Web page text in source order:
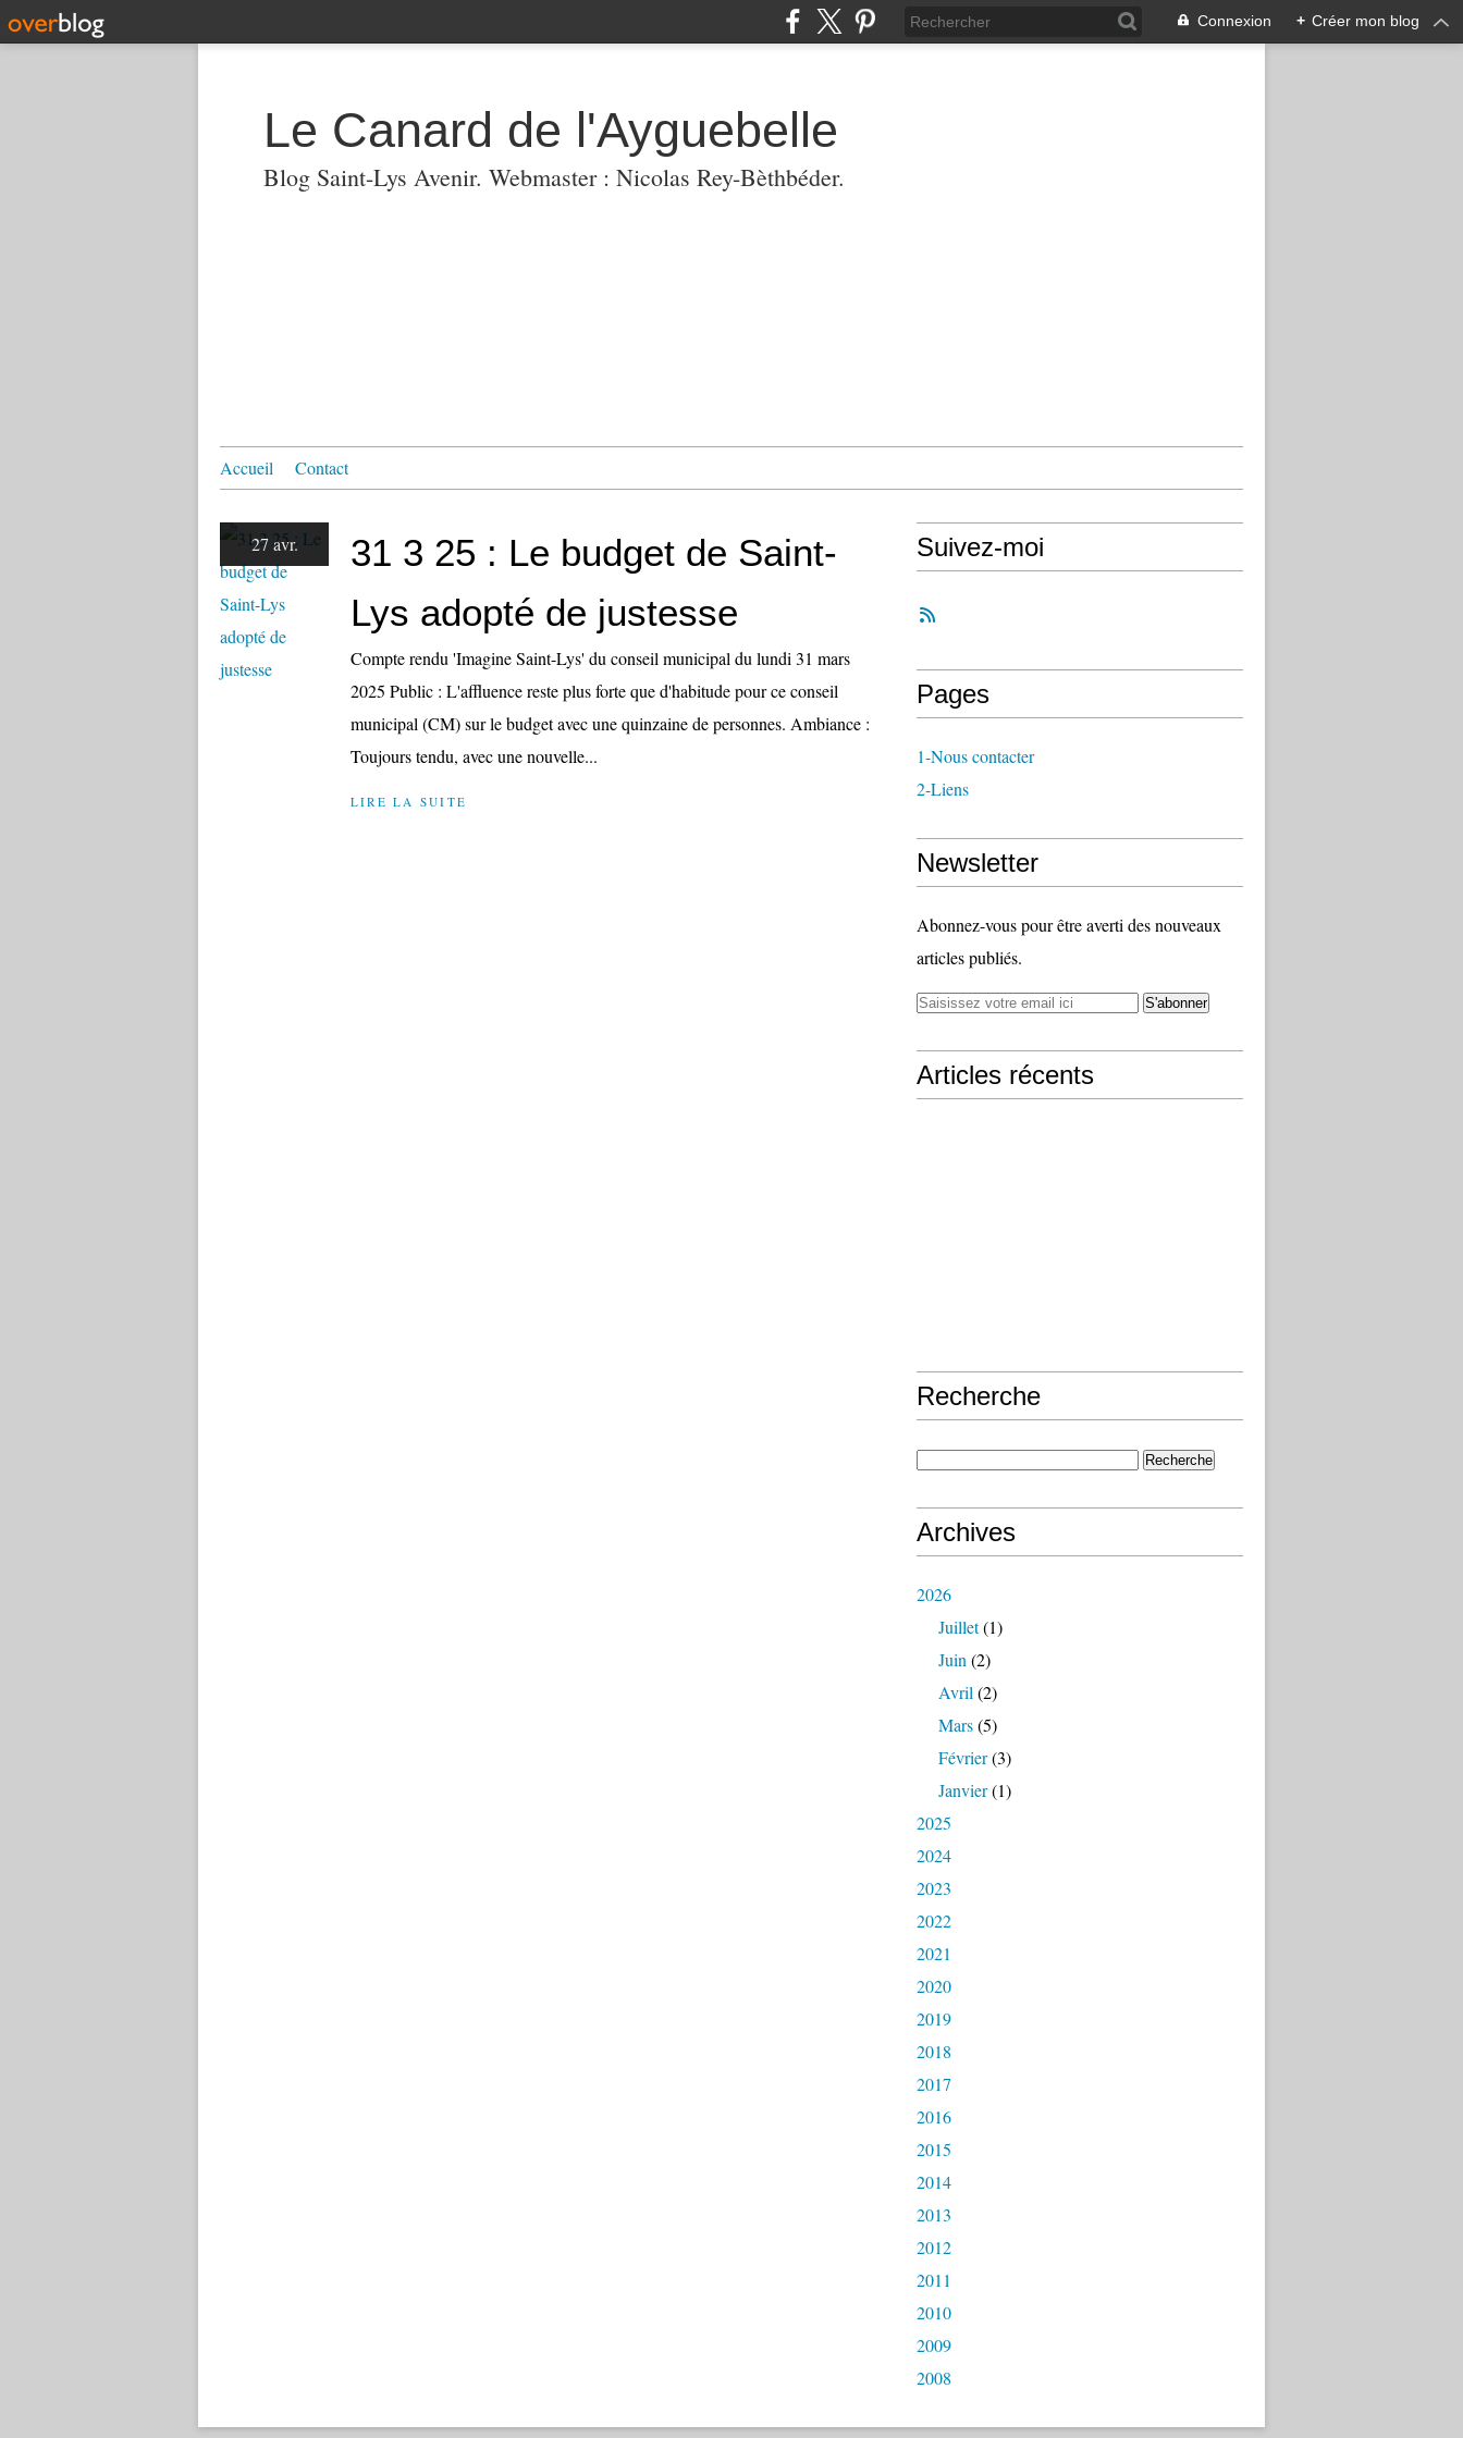
Connexion + Créer mon blog
Le Canard de l'Ayguebelle
Blog Saint-Lys Avenir. Webmaster : Nicolas Rey-Bèthbéder.
Accueil Contact
27 avr.
31 3 25 : Le budget de Saint-
Lys adopté de justesse
Compte rendu 'Imagine Saint-Lys' du conseil municipal du lundi 31 mars
2025 Public : L'affluence reste plus forte que d'habitude pour ce conseil
municipal (CM) sur le budget avec une quinzaine de personnes. Ambiance :
Toujours tendu, avec une nouvelle...
LIRE LA SUITE
Suivez-moi
Pages
1-Nous contacter
2-Liens
Newsletter
Abonnez-vous pour être averti des nouveaux
articles publiés.
Articles récents
Recherche
Archives
2026
Juillet(1)
Juin (2)
Avril (2)
Mars(5)
Février(3)
Janvier(1)
2025
2024
2023
2022
2021
2020
2019
2018
2017
2016
2015
2014
2013
2012
2011
2010
2009
2008